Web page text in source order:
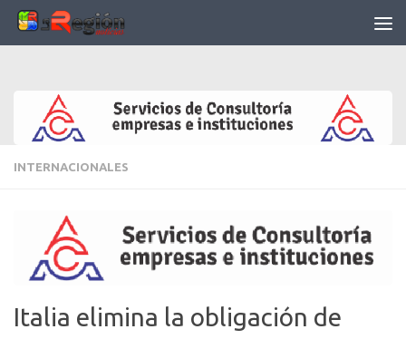
Saltar al contenido
INTERNACIONALES
Italia elimina la obligación de